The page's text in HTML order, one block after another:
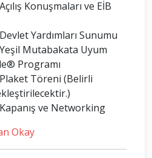
Konuşmaları ve EİB
Yardımları Sunumu
Mutabakata Uyum
Programı
Töreni (Belirli
ve Networking
Okay